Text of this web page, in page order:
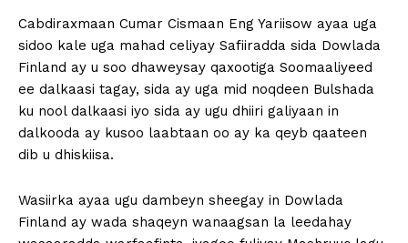
Cabdiraxmaan Cumar Cismaan Eng Yariisow ayaa uga
sidoo kale uga mahad celiyay Safiiradda sida Dowlada
Finland ay u soo dhaweysay qaxootiga Soomaaliyeed
ee dalkaasi tagay, sida ay uga mid noqdeen Bulshada
ku nool dalkaasi iyo sida ay ugu dhiiri galiyaan in
dalkooda ay kusoo laabtaan oo ay ka qeyb qaateen
dib u dhiskiisa.
Wasiirka ayaa ugu dambeyn sheegay in Dowlada
Finland ay wada shaqeyn wanaagsan la leedahay